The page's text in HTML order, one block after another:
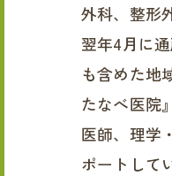
外科、整形
翌年4月に
も含めた地
たなべ医院
医師、理学
ポートして